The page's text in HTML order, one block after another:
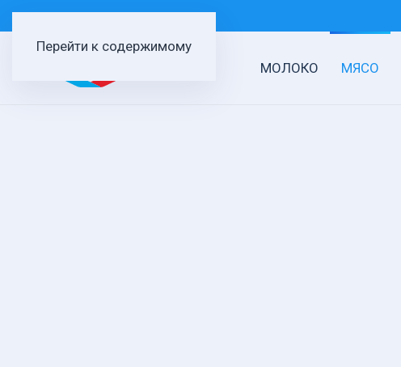
Перейти к содержимому
МОЛОКО МЯСО